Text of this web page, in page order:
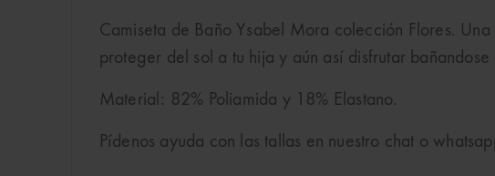
Camiseta de Baño Ysabel Mora colección Flores.
proteger del sol a tu hija y aún así disfrutar bañandose
Material: 82% Poliamida y 18% Elastano.
Pídenos ayuda con las tallas en nuestro chat o